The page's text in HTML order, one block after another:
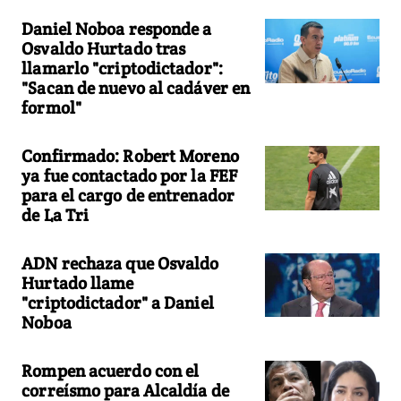
Daniel Noboa responde a
Osvaldo Hurtado tras
llamarlo "criptodictador":
"Sacan de nuevo al cadáver en
formol"
Confirmado: Robert Moreno
ya fue contactado por la FEF
para el cargo de entrenador
de La Tri
ADN rechaza que Osvaldo
Hurtado llame
"criptodictador" a Daniel
Noboa
Rompen acuerdo con el
correísmo para Alcaldía de